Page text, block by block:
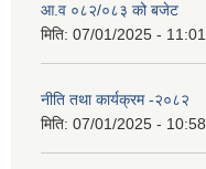
आ.व ०८२/०८३ को बजेट
मिति: 07/01/2025 - 11:01
नीति तथा कार्यक्रम -२०८२
मिति: 07/01/2025 - 10:58